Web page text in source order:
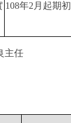
108年2 月起期初
主任